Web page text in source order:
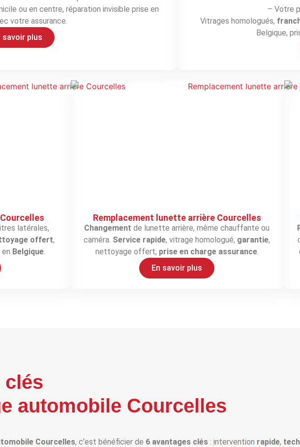
ou en centre, réparation invisible prise en
votre assurance.
savoir plus
– Votre
Vitrages homologués,
Belgique,
latérales,
offert,
Belgique
Remplacement lunette arrière Courcelles
Changement de lunette arrière, même chauffante ou
caméra. Service rapide, vitrage homologué, garantie,
nettoyage offert, prise en charge assurance.
En savoir plus
clés
automobile Courcelles
Courcelles, c’est bénéficier de 6 avantages clés : intervention rapide,